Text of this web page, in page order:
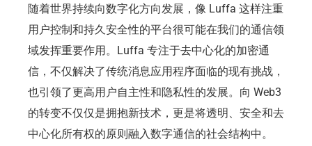
随着世界持续向数字化方向发展，像 Luffa 这样注重
用户控制和持久安全性的平台很可能在我们的通信领
域发挥重要作用。Luffa 专注于去中心化的加密通
信，不仅解决了传统消息应用程序面临的现有挑战，
也引领了更高用户自主性和隐私性的发展。向 Web3
的转变不仅仅是拥抱新技术，更是将透明、安全和去
中心化所有权的原则融入数字通信的社会结构中。